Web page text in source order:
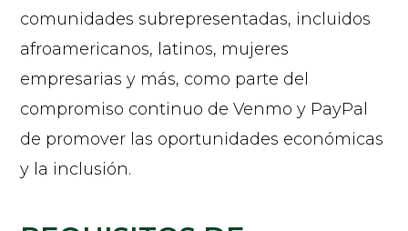
comunidades subrepresentadas, incluidos
afroamericanos, latinos, mujeres
empresarias y más, como parte del
compromiso continuo de Venmo y PayPal
de promover las oportunidades económicas
y la inclusión.